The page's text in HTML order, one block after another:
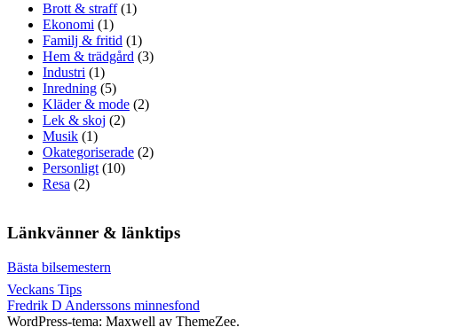
Brott & straff(1)
Ekonomi (1)
Familj & fritid (1)
Hem & trädgård (3)
Industri (1)
Inredning (5)
Kläder & mode (2)
Lek & skoj (2)
Musik (1)
Okategoriserade (2)
Personligt (10)
Resa (2)
Länkvänner & länktips
Bästa bilsemestern
Veckans Tips
Fredrik D Anderssons minnesfond
WordPress-tema: Maxwell av ThemeZee.